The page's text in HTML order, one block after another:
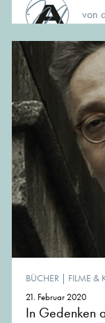
von
BÜCHER | FILME &
21. Februar 2020
In Gedenken